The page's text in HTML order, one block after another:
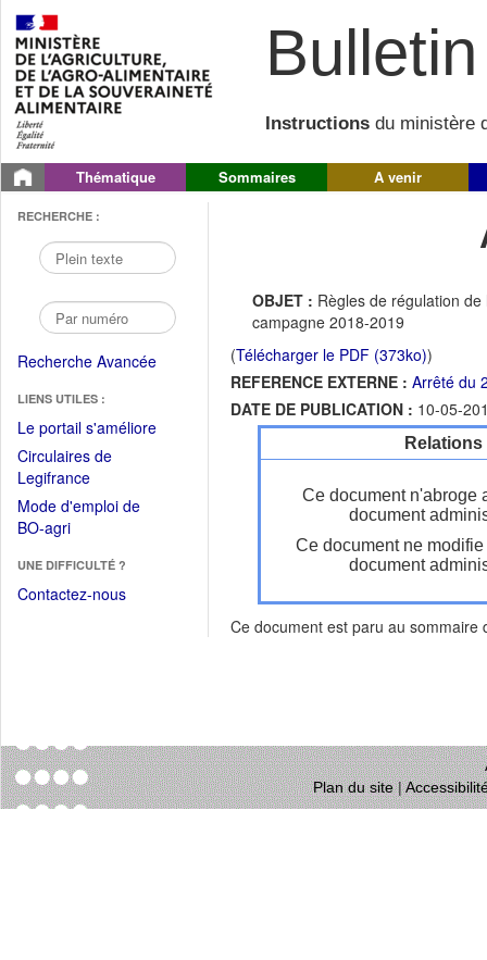
Instructions du ministère
Thématique Sommaires A venir
RECHERCHE :
Recherche Avancée
LIENS UTILES :
Le portail s'améliore(Fichier
Circulaires de
Legifrance(Ouvrir
dans
une
fenêtre)
Mode d'emploi de
BO-agri(Ouvrir
une
nouvelle
UNE DIFFICULTÉ ?
Contactez-nous
OBJET : Règles de régulation
campagne 2018-2019
(Télécharger le PDF (373ko))
REFERENCE EXTERNE : Arrêté du
DATE DE PUBLICATION : 10-05-
Ce document n'abroge
document
Ce document ne
document
Ce document est paru au sommaire
Plan du site|